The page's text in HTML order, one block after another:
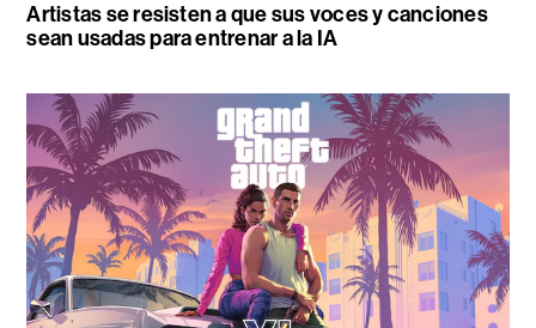
Artistas se resisten a que sus voces y canciones
sean usadas para entrenar a la IA